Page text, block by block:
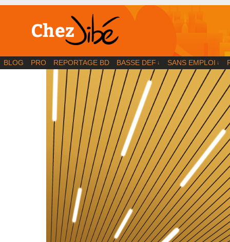
BD | Illustration | Blog
BLOG PRO REPORTAGE BD BASSE DEF ↓ SANS EMPLOI ↓